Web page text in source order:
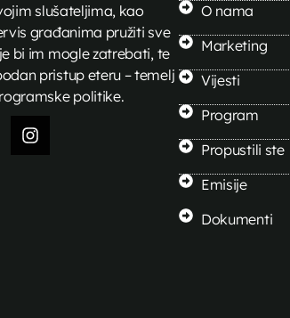
slušateljima, kao
građanima pružiti sve
bi im mogle zatrebati, te
pristup eteru – temelj
politike.
O nama
Marketing
Vijesti
Program
Propustili ste
Emisije
Dokumenti